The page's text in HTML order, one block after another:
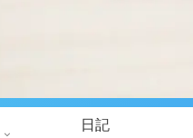
日記